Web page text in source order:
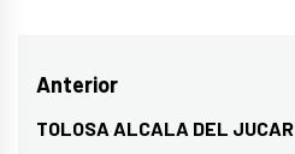
Navegación
de
Anterior
Entrada
TOLOSA ALCALA DEL JUCAR